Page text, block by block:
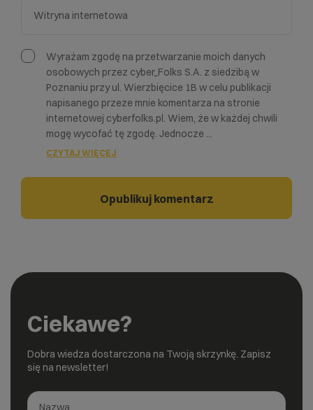
Wyrażam zgodę na przetwarzanie moich danych
osobowych przez cyber_Folks S.A. z siedzibą w
Poznaniu przy ul. Wierzbięcice 1B w celu publikacji
napisanego przeze mnie komentarza na stronie
internetowej cyberfolks.pl. Wiem, że w każdej chwili
mogę wycofać tę zgodę. Jednocze
CZYTAJ WIĘCEJ
Ciekawe?
Dobra wiedza dostarczona na Twoją skrzynkę. Zapisz
się na newsletter!